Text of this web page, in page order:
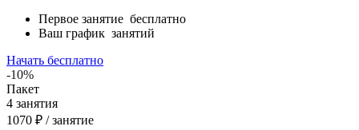
Первое занятие бесплатно
Ваш график занятий
Начать бесплатно
-10%
Пакет
4 занятия
1070 ₽ / занятие